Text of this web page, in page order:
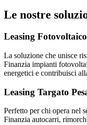
Le nostre
Leasing
La soluzione che unisce
Finanzia impianti
energetici e contribuisci
Leasing Targato
Perfetto per chi opera nel
Finanzia autocarri,